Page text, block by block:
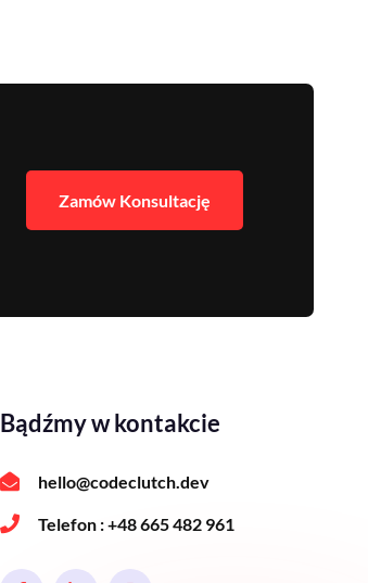
Zamów Konsultację
Bądźmy w kontakcie
hello@codeclutch.dev
Telefon :+48 665 482 961